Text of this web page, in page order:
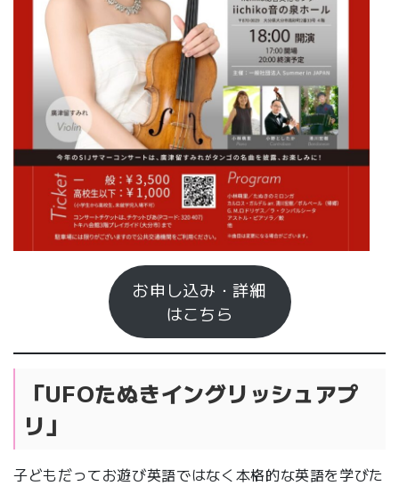
お申し込み・詳細
はこちら
「UFOたぬきイングリッシュアプ
リ」
子どもだってお遊び英語ではなく本格的な英語を学びた